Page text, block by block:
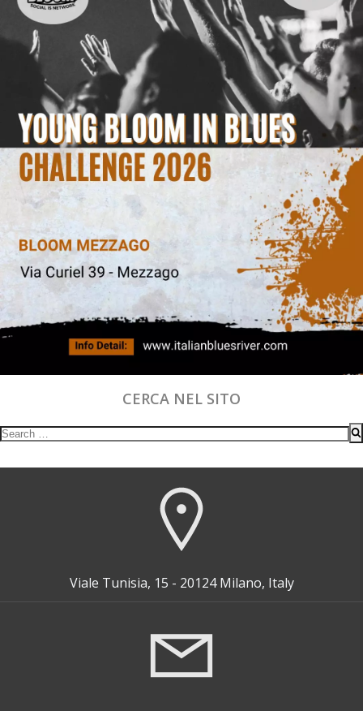
CERCA NEL SITO
Search
Viale Tunisia, 15 - 20124 Milano, Italy